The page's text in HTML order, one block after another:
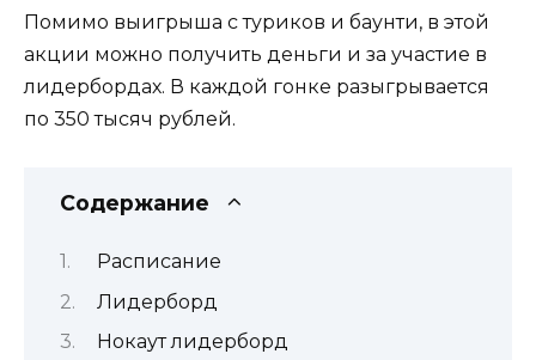
Помимо выигрыша с туриков и баунти, в этой
акции можно получить деньги и за участие в
лидербордах. В каждой гонке разыгрывается
по 350 тысяч рублей.
Содержание
Расписание
Лидерборд
Нокаут лидерборд